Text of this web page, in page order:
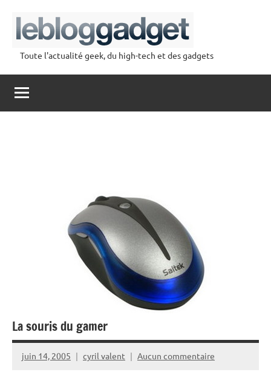
contenu
lebloggadget
Toute l'actualité geek, du high-tech et des gadgets
La souris du gamer
juin 14, 2005 cyril valent Aucun commentaire